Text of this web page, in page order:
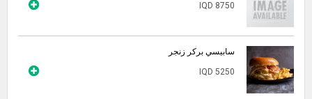
IQD 8750
سابيسي بركر زنجر
IQD 5250